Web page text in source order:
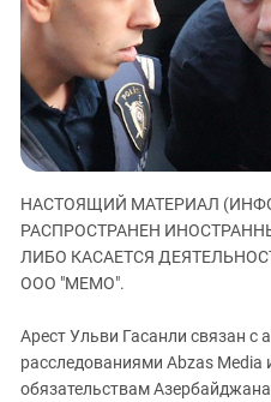
Дагестан
Ингушетия
Кабардино-Балкария
Калмыкия
Карачаево-Черкесия
Краснодарский край
Российская Федерация
Северная Осетия - Алания
СКФО
НАСТОЯЩИЙ МАТЕРИАЛ
РАСПРОСТРАНЕН
ЛИБО КАСАЕТСЯ
ООО "МЕМО".
Арест Ульви Гасанли связан с
расследованиями Abzas Media
обязательствам